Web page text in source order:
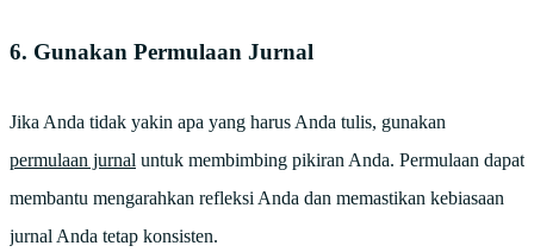
6. Gunakan Permulaan Jurnal
Jika Anda tidak yakin apa yang harus Anda tulis, gunakan
permulaan jurnal untuk membimbing pikiran Anda. Permulaan dapat
membantu mengarahkan refleksi Anda dan memastikan kebiasaan
jurnal Anda tetap konsisten.